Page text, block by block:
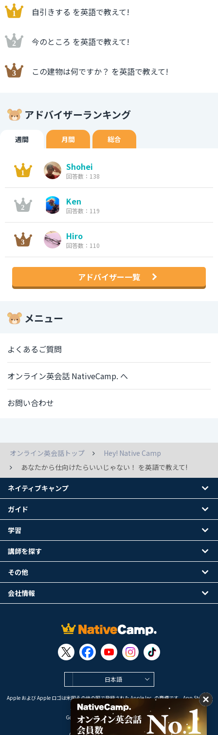
自引きする を英語で教えて!
今のところ を英語で教えて!
この建物は何ですか？ を英語で教えて!
アドバイザーランキング
週間 月間 総合
Shohei
回答数：138
Ken
回答数：119
Hiro
回答数：110
アドバイザー一覧
メニュー
よくあるご質問
オンライン英会話 NativeCamp. へ
お問い合わせ
オンライン英会話トップ
Hey! Native Camp
あなたから仕向けたらいいじゃない！ を英語で教えて!
日本語
Apple および Apple ロゴは米国その他の国で登録された Apple Inc. の商標です。App Store は
Apple Inc. のサービスマークです。
Google Play は Google LLC の商標です。
ネイティブキャンプ
ガイド
学習
講師を探す
その他
会社情報